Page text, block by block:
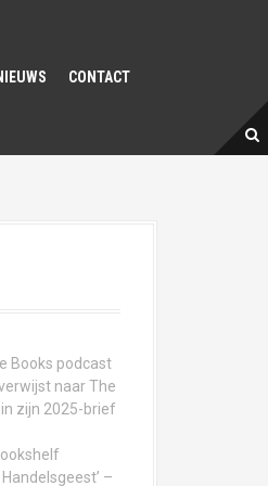
CONTACT
Books podcast
naar The
in zijn 2025-brief
–